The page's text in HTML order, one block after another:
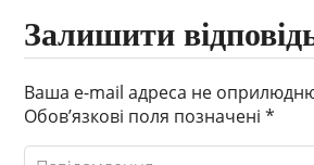
Залишити
Ваша e-mail адреса не
Обов’язкові поля позначені*